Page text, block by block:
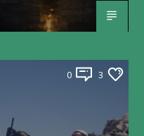
0 3